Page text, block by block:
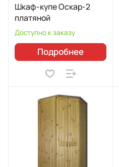
Шкаф-купе Оскар-2
платяной
Доступно к заказу
Подробнее